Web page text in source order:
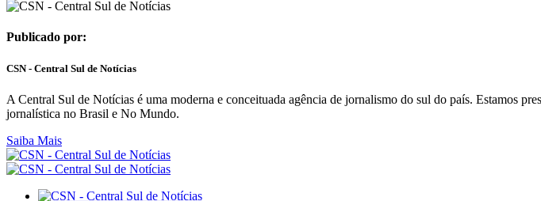
Publicado por:
CSN - Central Sul de Notícias
A Central Sul de Notícias é uma moderna e conceituada agência de jornalismo do sul do país. Estamos
jornalística no Brasil e No Mundo.
Saiba Mais